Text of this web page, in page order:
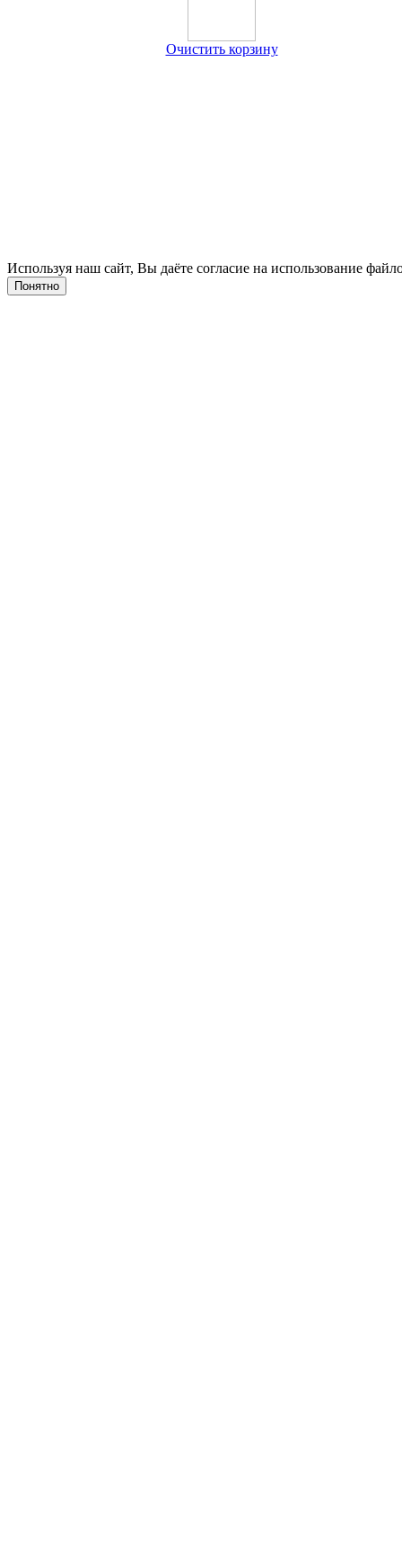
Очистить корзину
Используя наш сайт, Вы даёте согласие на использование
Понятно